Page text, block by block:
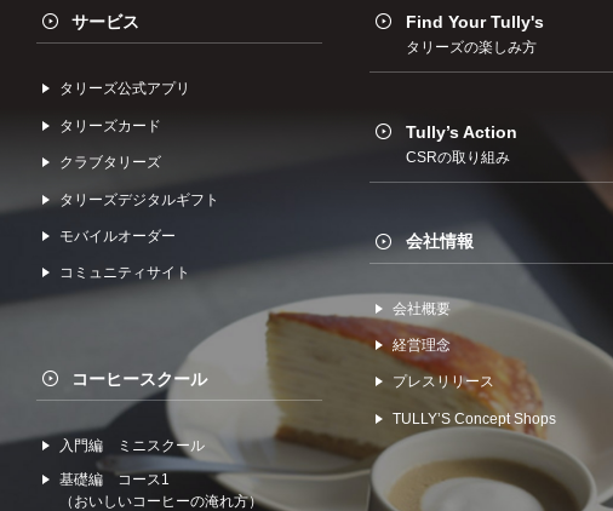
サービス
タリーズ公式アプリ
タリーズカード
クラブタリーズ
タリーズデジタルギフト
モバイルオーダー
コミュニティサイト
コーヒースクール
入門編 ミニスクール
基礎編 コース1
（おいしいコーヒーの淹れ方）
Find Your Tully's
タリーズの楽しみ方
Tully’s Action
CSRの取り組み
会社情報
会社概要
経営理念
プレスリリース
TULLYʼS Concept Shops